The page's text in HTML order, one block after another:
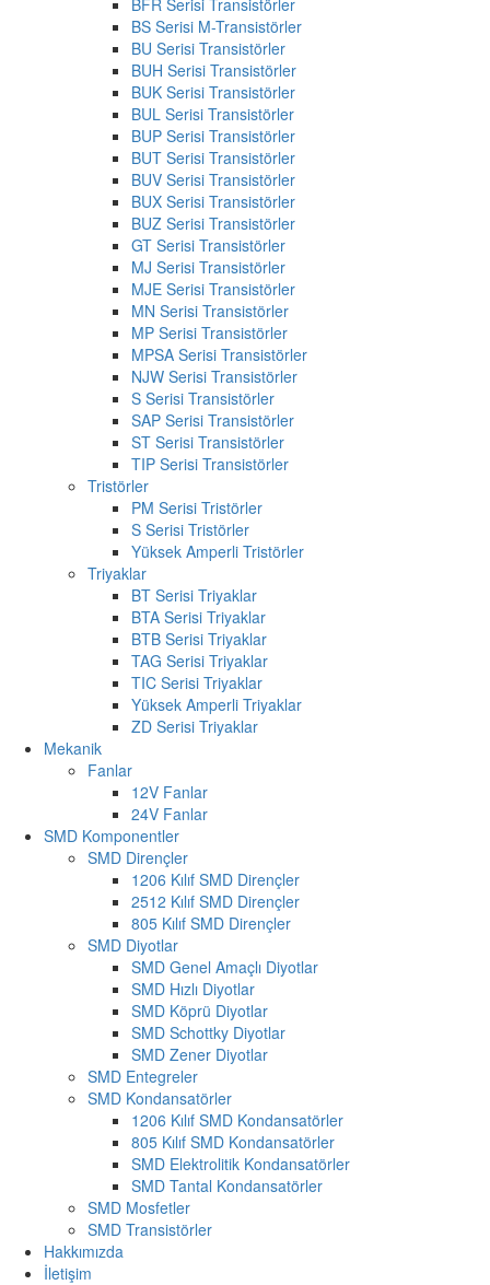
BS Serisi M-Transistörler
BU Serisi Transistörler
BUH Serisi Transistörler
BUK Serisi Transistörler
BUL Serisi Transistörler
BUP Serisi Transistörler
BUT Serisi Transistörler
BUV Serisi Transistörler
BUX Serisi Transistörler
BUZ Serisi Transistörler
GT Serisi Transistörler
MJ Serisi Transistörler
MJE Serisi Transistörler
MN Serisi Transistörler
MP Serisi Transistörler
MPSA Serisi Transistörler
NJW Serisi Transistörler
S Serisi Transistörler
SAP Serisi Transistörler
ST Serisi Transistörler
TIP Serisi Transistörler
Tristörler
PM Serisi Tristörler
S Serisi Tristörler
Yüksek Amperli Tristörler
Triyaklar
BT Serisi Triyaklar
BTA Serisi Triyaklar
BTB Serisi Triyaklar
TAG Serisi Triyaklar
TIC Serisi Triyaklar
Yüksek Amperli Triyaklar
ZD Serisi Triyaklar
Mekanik
Fanlar
12V Fanlar
24V Fanlar
SMD Komponentler
SMD Dirençler
1206 Kılıf SMD Dirençler
2512 Kılıf SMD Dirençler
805 Kılıf SMD Dirençler
SMD Diyotlar
SMD Genel Amaçlı Diyotlar
SMD Hızlı Diyotlar
SMD Köprü Diyotlar
SMD Schottky Diyotlar
SMD Zener Diyotlar
SMD Entegreler
SMD Kondansatörler
1206 Kılıf SMD Kondansatörler
805 Kılıf SMD Kondansatörler
SMD Elektrolitik Kondansatörler
SMD Tantal Kondansatörler
SMD Mosfetler
SMD Transistörler
Hakkımızda
İletişim